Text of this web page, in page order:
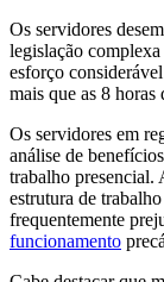
Os servidores
legislação
esforço
mais que as 8 horas
Os servidores em
análise de
trabalho presencial.
estrutura de
frequentemente
funcionamento